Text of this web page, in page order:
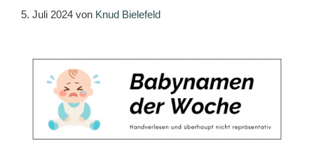
5. Juli 2024 von Knud Bielefeld